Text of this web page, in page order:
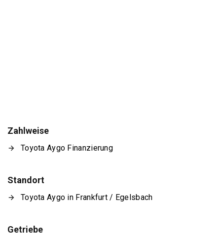
Zahlweise
Toyota Aygo Finanzierung
Standort
Toyota Aygo in Frankfurt / Egelsbach
Getriebe